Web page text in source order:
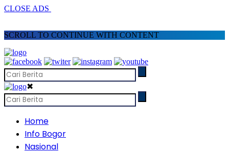
CLOSE ADS
SCROLL TO CONTINUE WITH CONTENT
✖
Home
Info Bogor
Nasional